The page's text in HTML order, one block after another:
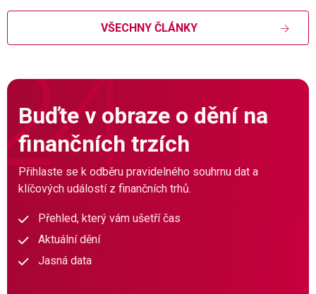
VŠECHNY ČLÁNKY
Buďte v obraze o dění na
finančních trzích
Přihlaste se k odběru pravidelného souhrnu dat a
klíčových událostí z finančních trhů.
Přehled, který vám ušetří čas
Aktuální dění
Jasná data